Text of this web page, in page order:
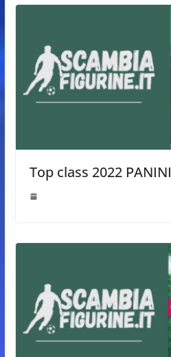
Top class 2022 PANINI